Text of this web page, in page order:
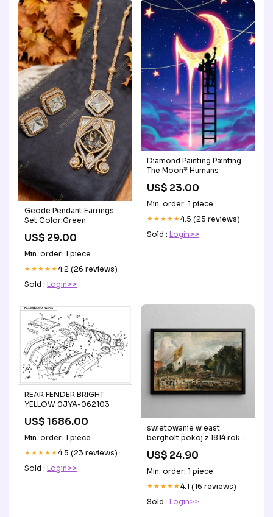
Geode Pendant Earrings
Set Color:Green
US$ 29.00
Min. order: 1 piece
★★★★★4.2 (26 reviews)
Sold : Login>>
Diamond Painting Painting
The Moon* Humans
US$ 23.00
Min. order: 1 piece
★★★★★4.5 (25 reviews)
Sold : Login>>
REAR FENDER BRIGHT
YELLOW 0JYA-062103
US$ 1686.00
Min. order: 1 piece
★★★★★4.5 (23 reviews)
Sold : Login>>
swietowanie w east
bergholt pokoj z 1814 roku
francja a sojuszniczymi
mocarstwami john
constable Reste Suede
US$ 24.90
Min. order: 1 piece
★★★★★4.1 (16 reviews)
Sold : Login>>